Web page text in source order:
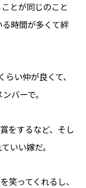
とが同じのこと
時間が多くて絆
い仲が良くて、
バーで。
をするなど、そし
いい嫁だ。
笑ってくれるし、